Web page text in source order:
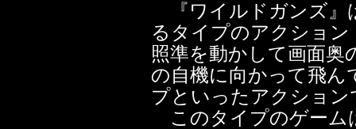
『ワイルドガンズ』
るタイプのアクショ
照準を動かして画面奥
の自機に向かって飛ん
プといったアクショ
このタイプのゲーム